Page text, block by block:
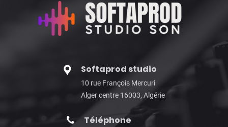
Softaprod studio
10 rue François Mercuri
Alger centre 16003, Algérie
Téléphone